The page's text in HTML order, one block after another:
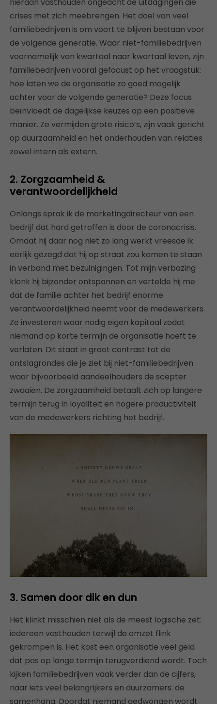
crises met zich meebrengen. Het doel van veel
familiebedrijven is om voort te blijven bestaan voor
de volgende generatie. Waar niet-familiebedrijven
voornamelijk van kwartaal naar kwartaal leven, zijn
familiebedrijven vooral gefocust op het vraagstuk:
hoe laten we de organisatie zo goed mogelijk
achter voor de volgende generatie? Deze focus
beïnvloedt de dagelijkse keuzes op een positieve
manier. Ze vermijden grote risico’s, zijn vaak gericht
op duurzaamheid en het onderhouden van relaties
zowel intern als extern.
2. Zorgzaamheid &
verantwoordelijkheid
Onlangs sprak ik de marketingdirecteur van een
bedrijf dat hard getroffen is door de coronacrisis.
Omdat hij daar nog niet zo lang werkt vreesde ik
eerlijk gezegd dat hij op straat zou komen te staan
in verband met bezuinigingen. Tot mijn verbazing
klonk hij bijzonder ontspannen en vertelde hij me
dat de familie achter het bedrijf enorme
verantwoordelijkheid neemt voor de medewerkers.
Ze investeren waar nodig eigen kapitaal zodat
niemand op korte termijn de organisatie hoeft te
verlaten. Dit staat in groot contrast tot de
ontslagrondes die je ziet bij niet-familiebedrijven
waar bijvoorbeeld aandeelhouders de scepter
zwaaien. De zorgzaamheid betaalt zich op langere
termijn terug in loyaliteit en hogere productiviteit
van de medewerkers richting het bedrijf.
3. Samen door dik en dun
Het klinkt misschien niet als de meest logische zet:
iedereen vasthouden terwijl de omzet flink
gekrompen is. Het kost een organisatie veel geld
dat pas op lange termijn terugverdiend wordt. Toch
kijken familiebedrijven vaak verder dan de cijfers,
naar iets veel belangrijkers en duurzamers: de
samenhang. Doordat niemand gedwongen wordt